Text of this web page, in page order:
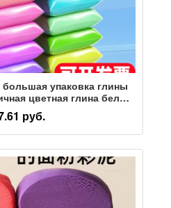
большая упаковка глины
цветная глина белый
ручной работы
для поделок
руб.